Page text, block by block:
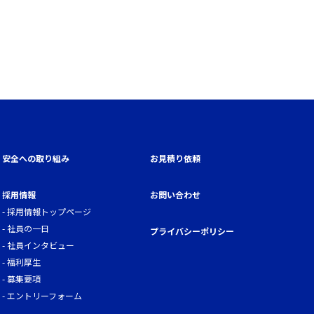
安全への取り組み
採用情報
採用情報トップページ
社員の一日
社員インタビュー
福利厚生
募集要項
エントリーフォーム
お見積り依頼
お問い合わせ
プライバシーポリシー